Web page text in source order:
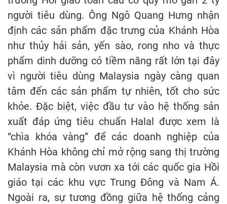
người tiêu dùng. Ông Ngô Quang Hưng nhận
định các sản phẩm đặc trưng của Khánh Hòa
như thủy hải sản, yến sào, rong nho và thực
phẩm dinh dưỡng có tiềm năng rất lớn tại đây
vì người tiêu dùng Malaysia ngày càng quan
tâm đến các sản phẩm tự nhiên, tốt cho sức
khỏe. Đặc biệt, việc đầu tư vào hệ thống sản
xuất đáp ứng tiêu chuẩn Halal được xem là
“chìa khóa vàng” để các doanh nghiệp của
Khánh Hòa không chỉ mở rộng sang thị trường
Malaysia mà còn vươn xa tới các quốc gia Hồi
giáo tại các khu vực Trung Đông và Nam Á.
Ngoài ra, sự tương đồng giữa hệ thống cảng